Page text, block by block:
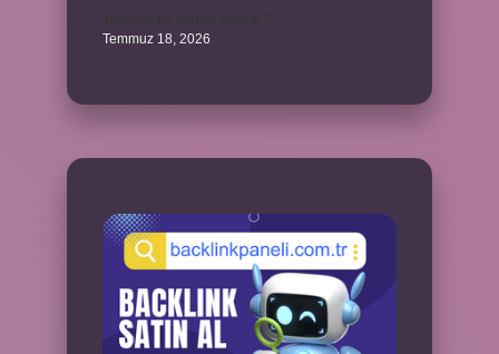
Temmuz 18, 2026